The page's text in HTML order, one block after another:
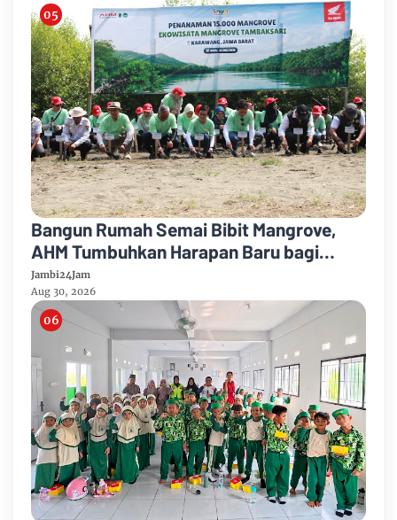
Bangun Rumah Semai Bibit Mangrove,
AHM Tumbuhkan Harapan Baru bagi
Pesisir Karawang
Jambi24Jam
Aug 30, 2026